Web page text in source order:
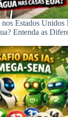
nos Estados Unidos
Entenda as